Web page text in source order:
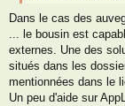
Dans le cas des
... le bousin est
externes. Une des
situés dans les
mentionnées dans le
Un peu d'aide sur